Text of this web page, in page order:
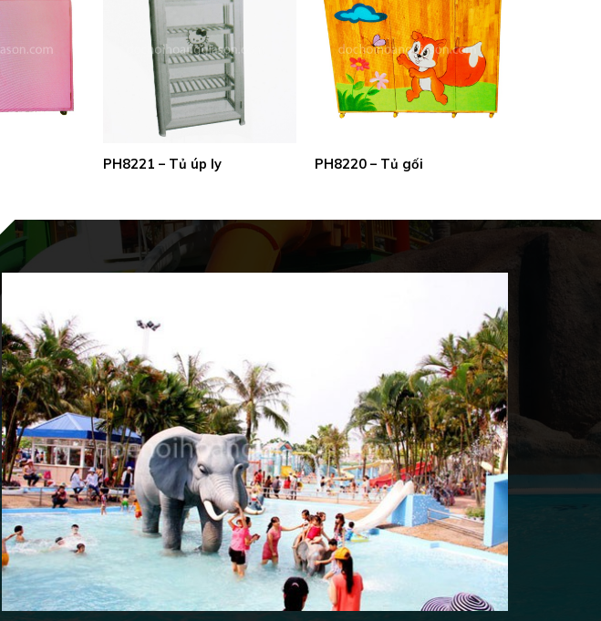
PH8221 – Tủ úp ly PH8220 – Tủ gối